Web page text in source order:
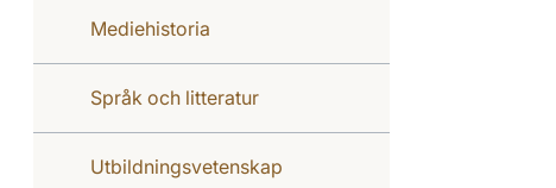
Mediehistoria
Språk och litteratur
Utbildningsvetenskap